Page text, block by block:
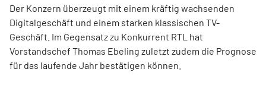
Der Konzern überzeugt mit einem kräftig wachsenden
Digitalgeschäft und einem starken klassischen TV-
Geschäft. Im Gegensatz zu Konkurrent RTL hat
Vorstandschef Thomas Ebeling zuletzt zudem die Prognose
für das laufende Jahr bestätigen können.